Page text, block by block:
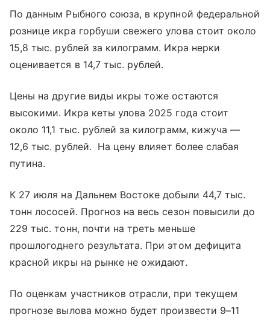
По данным Рыбного союза, в крупной федеральной
рознице икра горбуши свежего улова стоит около
15,8 тыс. рублей за килограмм. Икра нерки
оценивается в 14,7 тыс. рублей.
Цены на другие виды икры тоже остаются
высокими. Икра кеты улова 2025 года стоит
около 11,1 тыс. рублей за килограмм, кижуча —
12,6 тыс. рублей. На цену влияет более слабая
путина.
К 27 июля на Дальнем Востоке добыли 44,7 тыс.
тонн лососей. Прогноз на весь сезон повысили до
229 тыс. тонн, почти на треть меньше
прошлогоднего результата. При этом дефицита
красной икры на рынке не ожидают.
По оценкам участников отрасли, при текущем
прогнозе вылова можно будет произвести 9–11